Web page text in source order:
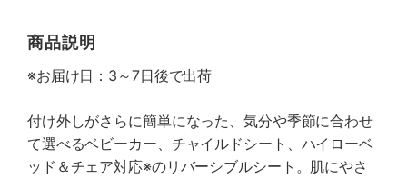
商品説明
※お届け日：3～7日後で出荷
付け外しがさらに簡単になった、気分や季節に合わせ
て選べるベビーカー、チャイルドシート、ハイローベ
ッド＆チェア対応※のリバーシブルシート。肌にやさ